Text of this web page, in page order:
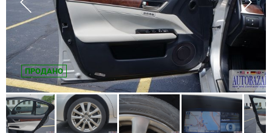
ПРОДАНО